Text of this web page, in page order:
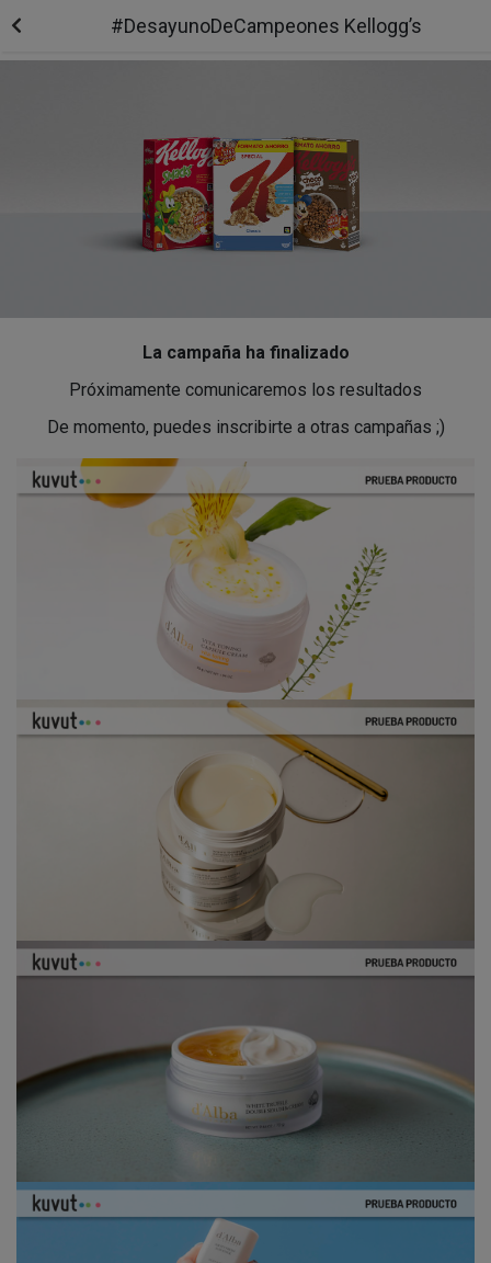
#DesayunoDeCampeones Kellogg’s
La campaña ha finalizado
Próximamente comunicaremos los resultados
De momento, puedes inscribirte a otras campañas ;)